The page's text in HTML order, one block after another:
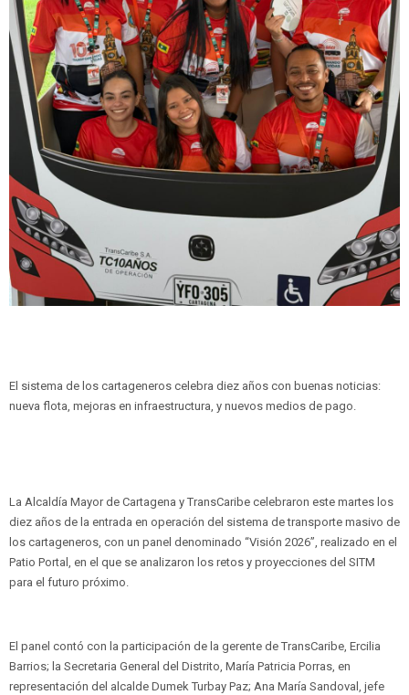
El sistema de los cartageneros celebra diez años con buenas noticias:
nueva flota, mejoras en infraestructura, y nuevos medios de pago.
La Alcaldía Mayor de Cartagena y TransCaribe celebraron este martes los
diez años de la entrada en operación del sistema de transporte masivo de
los cartageneros, con un panel denominado “Visión 2026”, realizado en el
Patio Portal, en el que se analizaron los retos y proyecciones del SITM
para el futuro próximo.
El panel contó con la participación de la gerente de TransCaribe, Ercilia
Barrios; la Secretaria General del Distrito, María Patricia Porras, en
representación del alcalde Dumek Turbay Paz; Ana María Sandoval, jefe